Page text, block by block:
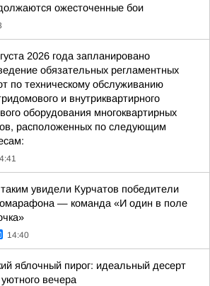
ожесточенные бои
2026 года запланировано
обязательных регламентных
по техническому обслуживанию
и внутриквартирного
оборудования многоквартирных
расположенных по следующим
увидели Курчатов победители
— команда «И один в поле
14:40
яблочный пирог: идеальный десерт
вечера